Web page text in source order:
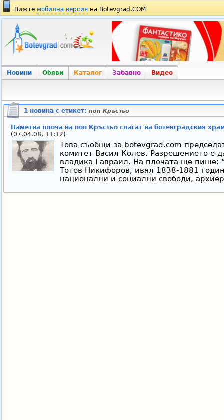
Вижте мобилна версия на Botevgrad.COM
Новини Обяви Каталог Забавно Видео
1 новина с етикет: поп Кръстьо
Паметна плоча на поп Кръстьо слагат на ботевградския
(07.04.08, 11:12)
Това съобщи за botevgrad.com
комитет Васил Колев. Разрешението е
владика Гавраил. На плочата ще пише:
Тотев Никифоров, ивял 1838-1881
национални и социални свободи,